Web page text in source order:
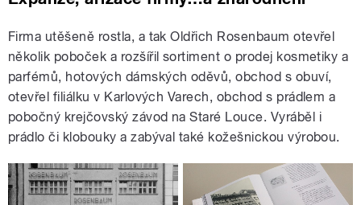
Firma utěšeně rostla, a tak Oldřich Rosenbaum otevřel
několik poboček a rozšířil sortiment o prodej kosmetiky a
parfémů, hotových dámských oděvů, obchod s obuví,
otevřel filiálku v Karlových Varech, obchod s prádlem a
pobočný krejčovský závod na Staré Louce. Vyráběl i
prádlo či klobouky a zabýval také kožešnickou výrobou.